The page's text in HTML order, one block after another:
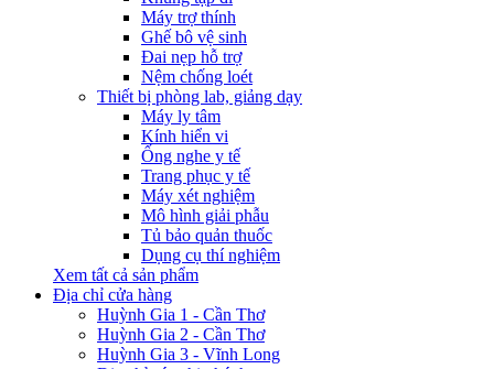
Máy trợ thính
Ghế bô vệ sinh
Đai nẹp hỗ trợ
Nệm chống loét
Thiết bị phòng lab, giảng dạy
Máy ly tâm
Kính hiển vi
Ống nghe y tế
Trang phục y tế
Máy xét nghiệm
Mô hình giải phẫu
Tủ bảo quản thuốc
Dụng cụ thí nghiệm
Xem tất cả sản phẩm
Địa chỉ cửa hàng
Huỳnh Gia 1 - Cần Thơ
Huỳnh Gia 2 - Cần Thơ
Huỳnh Gia 3 - Vĩnh Long